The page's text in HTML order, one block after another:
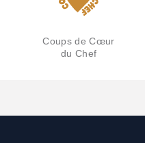
Coups de Cœur
du Chef